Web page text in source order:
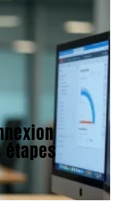
étapes